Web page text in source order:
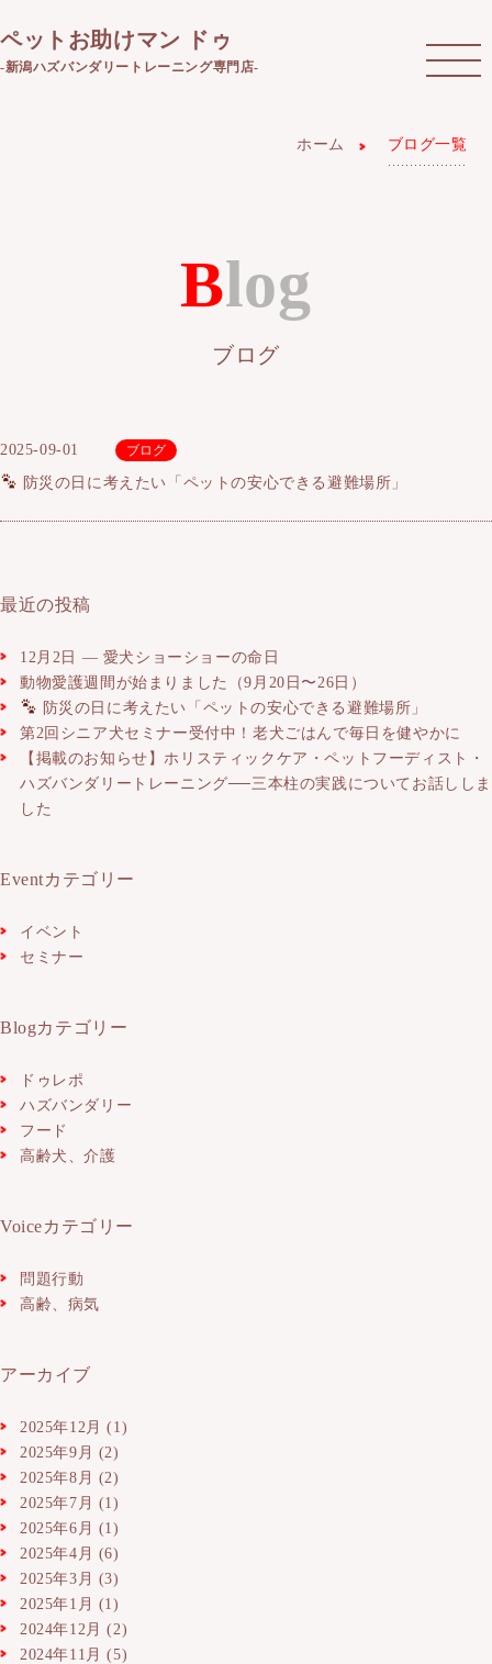
ペットお助けマン ドゥ
-新潟ハズバンダリートレーニング専門店-
ホーム ブログ一覧
Blog
ブログ
2025-09-01 ブログ
防災の日に考えたい「ペットの安心できる避難場所」
最近の投稿
12月2日 ― 愛犬ショーショーの命日
動物愛護週間が始まりました（9月20日〜26日）
防災の日に考えたい「ペットの安心できる避難場所」
第2回シニア犬セミナー受付中！老犬ごはんで毎日を健やかに
【掲載のお知らせ】ホリスティックケア・ペットフーディスト・
ハズバンダリートレーニング──三本柱の実践についてお話ししま
した
Eventカテゴリー
イベント
セミナー
Blogカテゴリー
ドゥレポ
ハズバンダリー
フード
高齢犬、介護
Voiceカテゴリー
問題行動
高齢、病気
アーカイブ
2025年12月 (1)
2025年9月 (2)
2025年8月 (2)
2025年7月 (1)
2025年6月 (1)
2025年4月 (6)
2025年3月 (3)
2025年1月 (1)
2024年12月 (2)
2024年11月 (5)